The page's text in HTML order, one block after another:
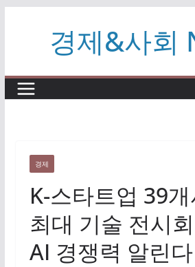
로
경제&사회
경제
K-스타트업 39
최대 기술 전시
AI 경쟁력 알린다